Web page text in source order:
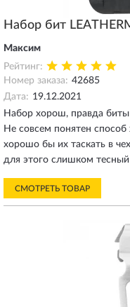
Набор бит
Максим
Рейтинг:
Номер заказа: 42685
Дата: 19.12.2021
Набор хорош, правда биты
Не совсем понятен способ
хорошо бы их таскать в
для этого слишком
СМОТРЕТЬ ТОВАР